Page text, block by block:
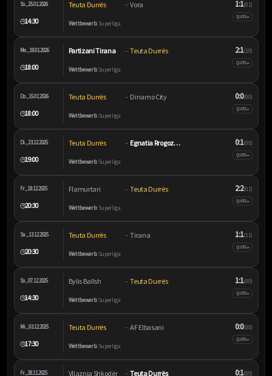
So., 25.01.2026
🕒14:30
Teuta Durrës – Vora
Wettbewerb:Superliga
1:1(0:1)
QUOTE–
Mo., 19.01.2026
🕒18:00
Partizani Tirana – Teuta Durrës
Wettbewerb:Superliga
2:1(1:0)
QUOTE–
Do., 15.01.2026
🕒18:00
Teuta Durrës – Dinamo City
Wettbewerb:Superliga
0:0(0:0)
QUOTE–
Di., 23.12.2025
🕒19:00
Teuta Durrës – Egnatia Rrogozhinë
Wettbewerb:Superliga
0:1(0:0)
QUOTE–
Fr., 19.12.2025
🕒20:30
Flamurtari – Teuta Durrës
Wettbewerb:Superliga
2:2(0:1)
QUOTE–
Sa., 13.12.2025
🕒20:30
Teuta Durrës – Tirana
Wettbewerb:Superliga
1:1(1:1)
QUOTE–
So., 07.12.2025
🕒14:30
Bylis Ballsh – Teuta Durrës
Wettbewerb:Superliga
1:1(0:0)
QUOTE–
Mi., 03.12.2025
🕒17:30
Teuta Durrës – AF Elbasani
Wettbewerb:Superliga
0:0(0:0)
QUOTE–
Fr., 28.11.2025 Vllaznia Shkodër – Teuta Durrës 0:1(0:0)